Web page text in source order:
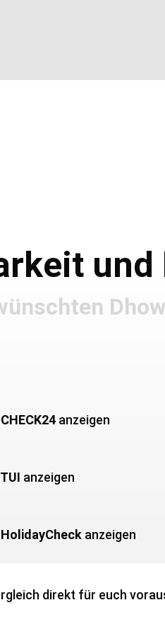
und
anzeigen
anzeigen
anzeigen
direkt für euch